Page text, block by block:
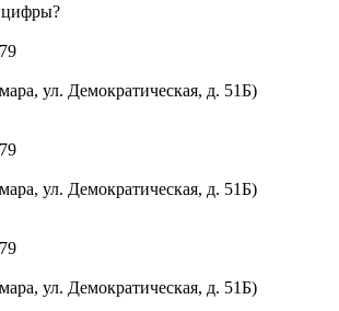
цифры?
ул. Демократическая, д. 51Б)
ул. Демократическая, д. 51Б)
ул. Демократическая, д. 51Б)